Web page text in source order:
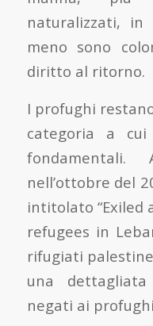
naturalizzati,
meno sono
diritto al ritorno.
I profughi
categoria a
fondamentali.
nell’ottobre del
intitolato “Exiled
refugees in
rifugiati
una
negati ai